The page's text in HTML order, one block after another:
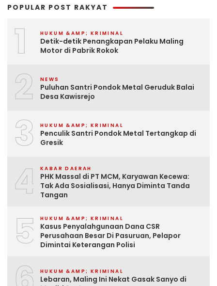
POPULAR POST RAKYAT
1 HUKUM &AMP; KRIMINAL
Detik-detik Penangkapan Pelaku Maling
Motor di Pabrik Rokok
2 NEWS
Puluhan Santri Pondok Metal Geruduk Balai
Desa Kawisrejo
3 HUKUM &AMP; KRIMINAL
Penculik Santri Pondok Metal Tertangkap di
Gresik
4 KABAR DAERAH
PHK Massal di PT MCM, Karyawan Kecewa:
Tak Ada Sosialisasi, Hanya Diminta Tanda
Tangan
5 HUKUM &AMP; KRIMINAL
Kasus Penyalahgunaan Dana CSR
Perusahaan Besar Di Pasuruan, Pelapor
Dimintai Keterangan Polisi
HUKUM &AMP; KRIMINAL
Lebaran, Maling Ini Nekat Gasak Sanyo di